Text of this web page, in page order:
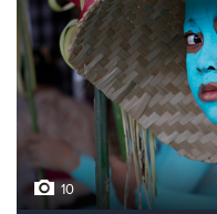
10